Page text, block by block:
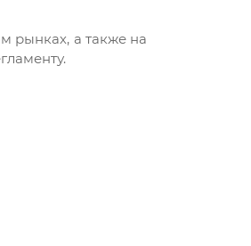
рынках, а также на